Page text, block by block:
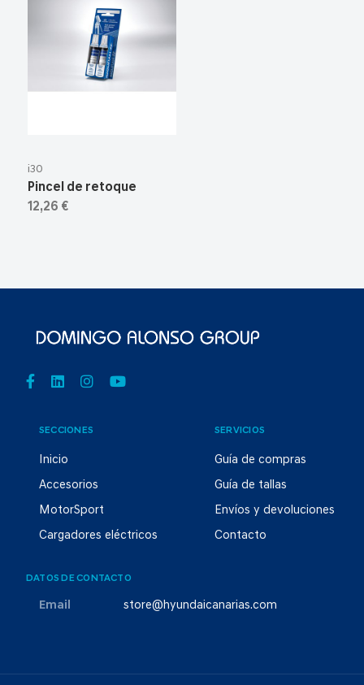
i30
Pincel de retoque
12,26 €
SECCIONES
Inicio
Accesorios
MotorSport
Cargadores eléctricos
SERVICIOS
Guía de compras
Guía de tallas
Envíos y devoluciones
Contacto
DATOS DE CONTACTO
Email store@hyundaicanarias.com